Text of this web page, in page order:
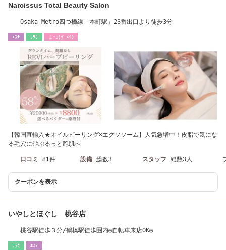
Narcissus Total Beauty Salon
Osaka Metro四つ橋線「本町駅」23番出口より徒歩3分
ｴｽﾃ ﾘﾗｸ まつげ･ﾒｲｸ
【韓国直輸入★オイルピーリング×エクソソーム】人気急増中！皮脂で気にな
る毛穴に◎ぷるっと艶肌へ
口コミ 81件 設備 総数3 スタッフ 総数3人
クーポンを表示
いやしとほぐし 桃谷店
桃谷駅徒歩３分/鶴橋駅徒歩圏内◎自転車来店OK◎
ﾘﾗｸ ｴｽﾃ